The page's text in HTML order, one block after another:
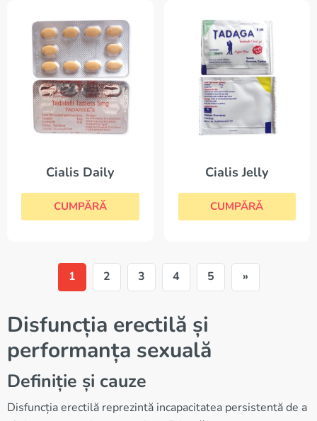
Cialis Daily
CUMPĂRĂ
Cialis Jelly
CUMPĂRĂ
1 2 3 4 5 »
Disfuncția erectilă și
performanța sexuală
Definiție și cauze
Disfuncția erectilă reprezintă incapacitatea persistentă de a